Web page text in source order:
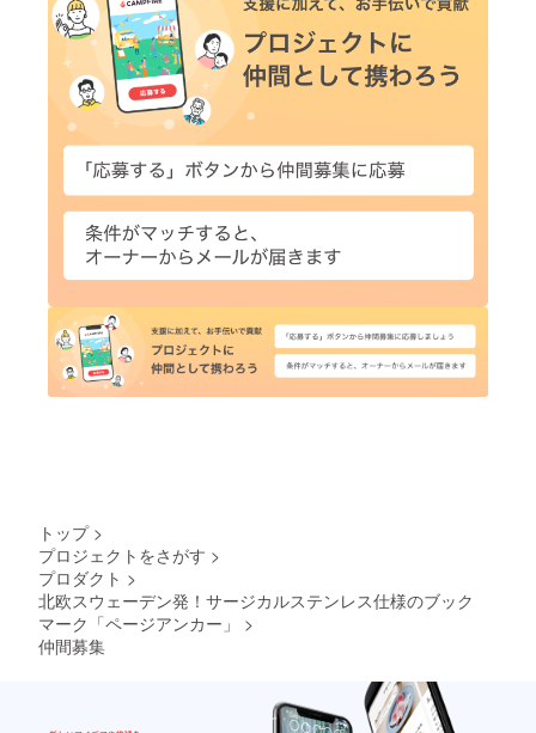
トップ >
プロジェクトをさがす >
プロダクト >
北欧スウェーデン発！サージカルステンレス仕様のブック
マーク「ページアンカー」
>
仲間募集